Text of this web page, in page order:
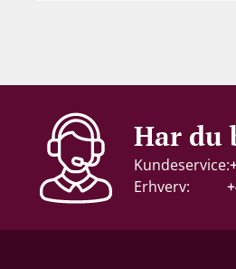
Alkohol-%
14,5 %
Servering
Har du
Kundeservice:
Erhverv: